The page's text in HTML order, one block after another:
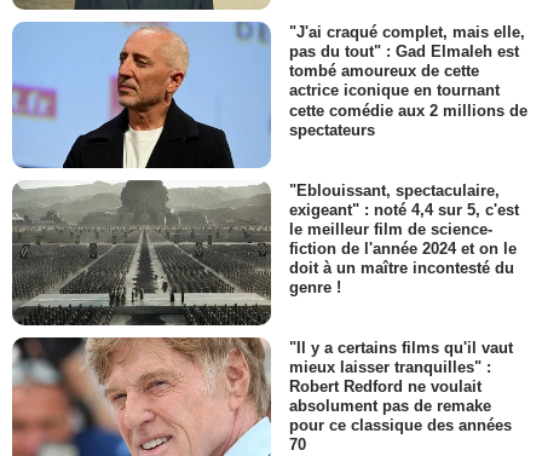
"J'ai craqué complet, mais elle,
pas du tout" : Gad Elmaleh est
tombé amoureux de cette
actrice iconique en tournant
cette comédie aux 2 millions de
spectateurs
"Eblouissant, spectaculaire,
exigeant" : noté 4,4 sur 5, c'est
le meilleur film de science-
fiction de l'année 2024 et on le
doit à un maître incontesté du
genre !
"Il y a certains films qu'il vaut
mieux laisser tranquilles" :
Robert Redford ne voulait
absolument pas de remake
pour ce classique des années
70